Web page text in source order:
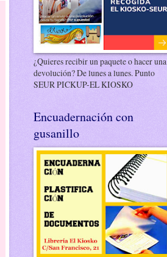
¿Quieres recibir un paquete o hacer una
devolución? De lunes a lunes. Punto
SEUR PICKUP-EL KIOSKO
Encuadernación con
gusanillo